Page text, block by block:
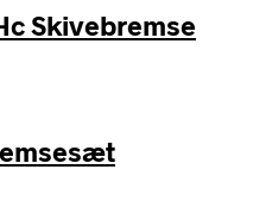
Skivebremse